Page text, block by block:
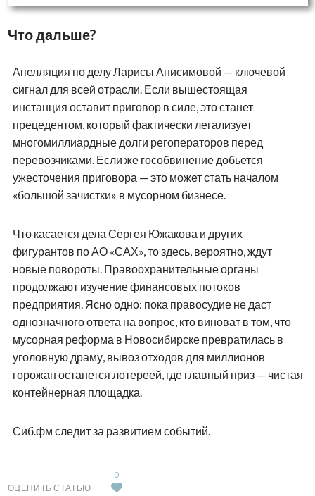
Что дальше?
Апелляция по делу Ларисы Анисимовой — ключевой
сигнал для всей отрасли. Если вышестоящая
инстанция оставит приговор в силе, это станет
прецедентом, который фактически легализует
многомиллиардные долги регоператоров перед
перевозчиками. Если же гособвинение добьется
ужесточения приговора — это может стать началом
«большой зачистки» в мусорном бизнесе.
Что касается дела Сергея Южакова и других
фигурантов по АО «САХ», то здесь, вероятно, ждут
новые повороты. Правоохранительные органы
продолжают изучение финансовых потоков
предприятия. Ясно одно: пока правосудие не даст
однозначного ответа на вопрос, кто виноват в том, что
мусорная реформа в Новосибирске превратилась в
уголовную драму, вывоз отходов для миллионов
горожан останется лотереей, где главный приз — чистая
контейнерная площадка.
Сиб.фм следит за развитием событий.
ОЦЕНИТЬ СТАТЬЮ
0